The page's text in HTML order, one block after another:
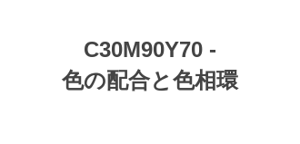
C30M90Y70 -
色の配合と色相環